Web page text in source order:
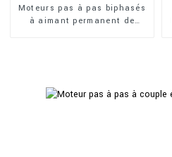
Moteurs pas à pas biphasés
à aimant permanent de